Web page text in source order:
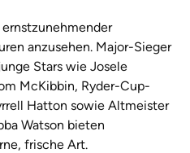
anzusehen. Major-Sieger
Stars wie Josele
McKibbin, Ryder-Cup-
Hatton sowie Altmeister
Watson bieten
frische Art.